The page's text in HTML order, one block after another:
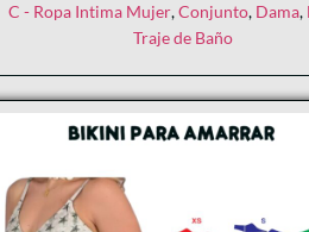
C - Ropa Intima Mujer,Conjunto, Dama,
Traje de Baño